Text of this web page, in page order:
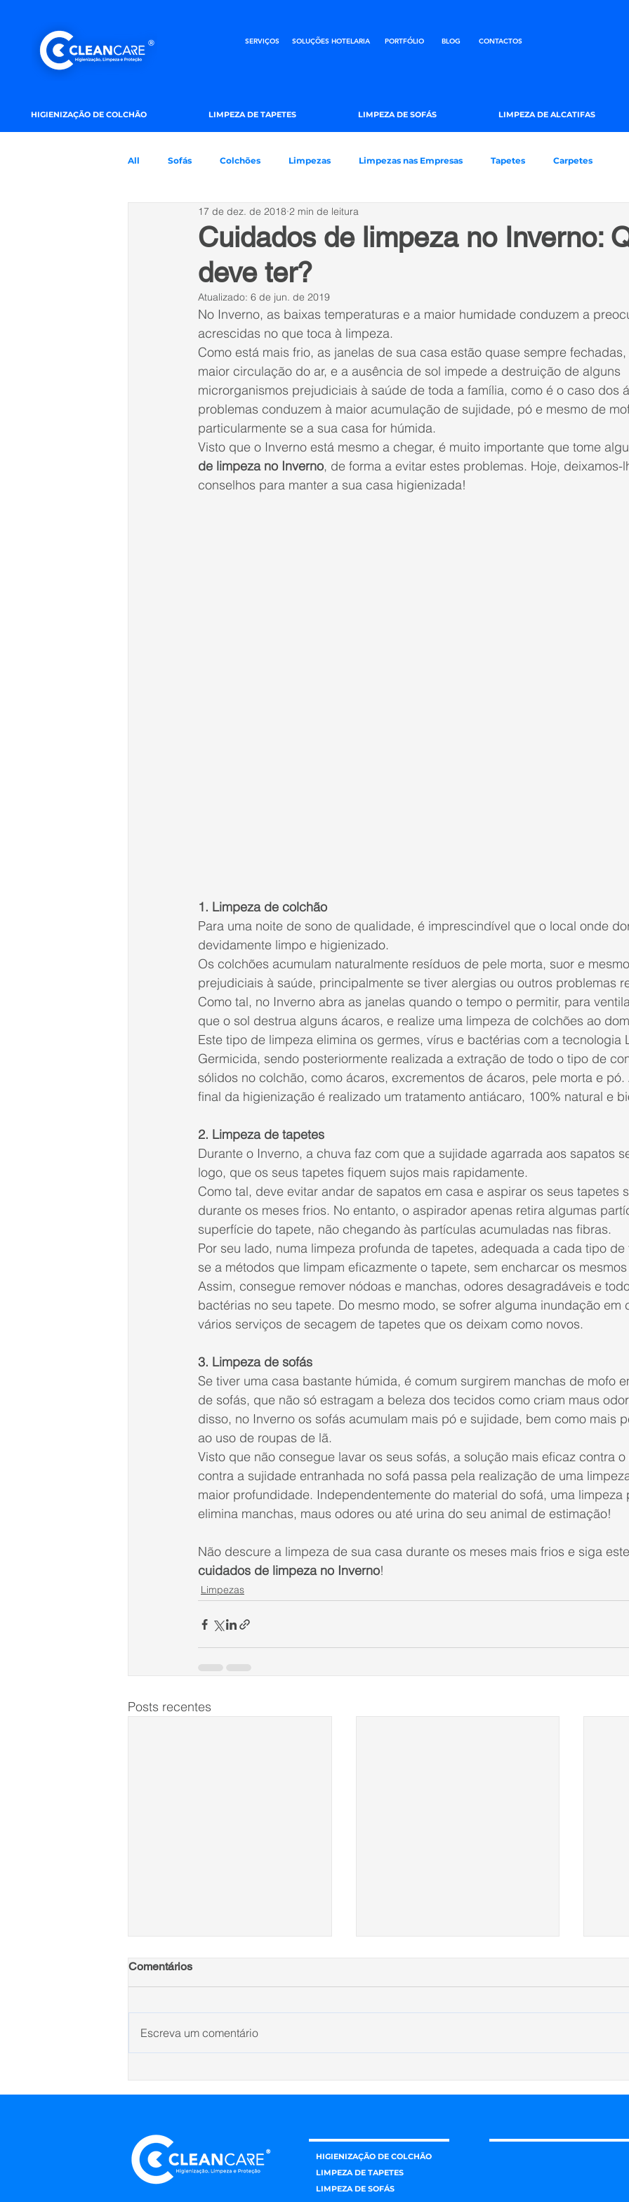
SERVIÇOS SOLUÇÕES HOTELARIA PORTFÓLIO BLOG CONTACTOS
HIGIENIZAÇÃO DE COLCHÃO LIMPEZA DE TAPETES LIMPEZA DE SOFÁS LIMPEZA DE ALCATIFAS
All Sofás Colchões Limpezas Limpezas nas Empresas Tapetes Carpetes
Cuidados de limpeza no Inverno:
deve ter?
17 de dez. de 2018 2 min de leitura
Atualizado: 6 de jun. de 2019
No Inverno, as baixas temperaturas e a maior humidade conduzem a
acrescidas no que toca à limpeza.
Como está mais frio, as janelas de sua casa estão quase sempre
maior circulação do ar, e a ausência de sol impede a destruição de alguns
microrganismos prejudiciais à saúde de toda a família, como é o caso dos
problemas conduzem à maior acumulação de sujidade, pó e mesmo de
particularmente se a sua casa for húmida.
Visto que o Inverno está mesmo a chegar, é muito importante que tome
de limpeza no Inverno, de forma a evitar estes problemas. Hoje, deixamos-
conselhos para manter a sua casa higienizada!
1. Limpeza de colchão
Para uma noite de sono de qualidade, é imprescindível que o local onde
devidamente limpo e higienizado.
Os colchões acumulam naturalmente resíduos de pele morta, suor e
prejudiciais à saúde, principalmente se tiver alergias ou outros problemas
Como tal, no Inverno abra as janelas quando o tempo o permitir, para
que o sol destrua alguns ácaros, e realize uma limpeza de colchões ao
Este tipo de limpeza elimina os germes, vírus e bactérias com a tecnologia
Germicida, sendo posteriormente realizada a extração de todo o tipo de
sólidos no colchão, como ácaros, excrementos de ácaros, pele morta e
final da higienização é realizado um tratamento antiácaro, 100% natural e
2. Limpeza de tapetes
Durante o Inverno, a chuva faz com que a sujidade agarrada aos sapatos
logo, que os seus tapetes fiquem sujos mais rapidamente.
Como tal, deve evitar andar de sapatos em casa e aspirar os seus tapetes
durante os meses frios. No entanto, o aspirador apenas retira algumas
superfície do tapete, não chegando às partículas acumuladas nas fibras.
Por seu lado, numa limpeza profunda de tapetes, adequada a cada tipo de
se a métodos que limpam eficazmente o tapete, sem encharcar os
Assim, consegue remover nódoas e manchas, odores desagradáveis e
bactérias no seu tapete. Do mesmo modo, se sofrer alguma inundação em
vários serviços de secagem de tapetes que os deixam como novos.
3. Limpeza de sofás
Se tiver uma casa bastante húmida, é comum surgirem manchas de mofo
de sofás, que não só estragam a beleza dos tecidos como criam maus
disso, no Inverno os sofás acumulam mais pó e sujidade, bem como mais
ao uso de roupas de lã.
Visto que não consegue lavar os seus sofás, a solução mais eficaz contra
contra a sujidade entranhada no sofá passa pela realização de uma
maior profundidade. Independentemente do material do sofá, uma limpeza
elimina manchas, maus odores ou até urina do seu animal de estimação!
Não descure a limpeza de sua casa durante os meses mais frios e siga
cuidados de limpeza no Inverno!
Limpezas
Posts recentes
Comentários
Escreva um comentário
HIGIENIZAÇÃO DE COLCHÃO
LIMPEZA DE TAPETES
LIMPEZA DE SOFÁS